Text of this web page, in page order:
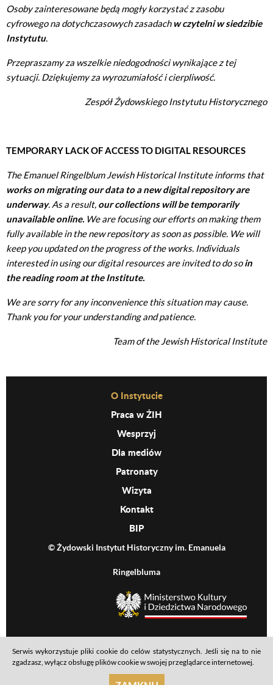
Osoby zainteresowane będą mogły korzystać z zasobu
cyfrowego na dotychczasowych zasadach w czytelni w siedzibie
Instytutu.
Przepraszamy za wszelkie niedogodności wynikające z tej
sytuacji. Dziękujemy za wyrozumiałość i cierpliwość.
Zespół Żydowskiego Instytutu Historycznego
TEMPORARY LACK OF ACCESS TO DIGITAL RESOURCES
The Emanuel Ringelblum Jewish Historical Institute informs that
works on migrating our data to a new digital repository are
underway. As a result, our collections will be temporarily
unavailable online. We are focusing our efforts on making them
fully available in the new repository as soon as possible. We will
keep you updated on the progress of the works. Individuals
interested in using our digital resources are invited to do soin
the reading room at the Institute.
We are sorry for any inconvenience this situation may cause.
Thank you for your understanding and patience.
Team of the Jewish Historical Institute
Before Footer MenuO Instytucie
Praca w ŻIH
Wesprzyj
Dla mediów
Patronaty
Wizyta
Kontakt
BIP
© Żydowski Instytut Historyczny im. Emanuela
Ringelbluma
Footer menu
Mapa serwisu Polityka prywatności Deklaracja dostępności
Serwis wykorzystuje pliki cookie do celów statystycznych. Jeśli się na to nie
zgadzasz, wyłącz obsługę plików cookie w swojej przeglądarce internetowej.